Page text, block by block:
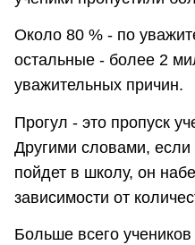
Около 80 % - по
остальные - более 2
уважительных причин.
Прогул - это пропуск
Другими словами, если
пойдет в школу, он
зависимости от
Больше всего учеников